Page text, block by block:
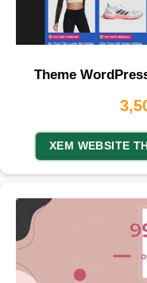
Theme
XEM WEBSITE